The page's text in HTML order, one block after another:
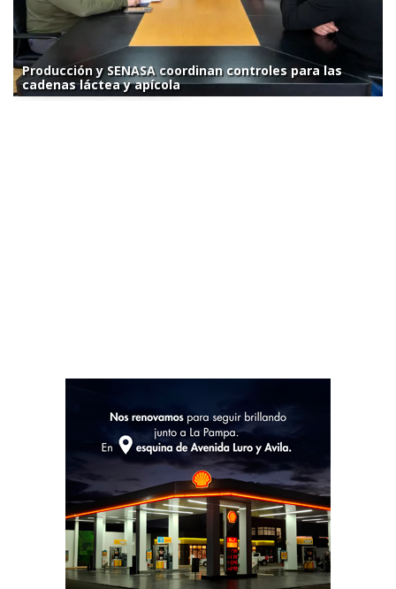
Producción y SENASA coordinan controles para las
cadenas láctea y apícola